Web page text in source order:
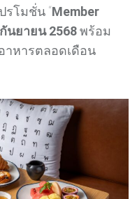
โมชั่น “Member
นยายน 2568พร้อม
าหารตลอดเดือน